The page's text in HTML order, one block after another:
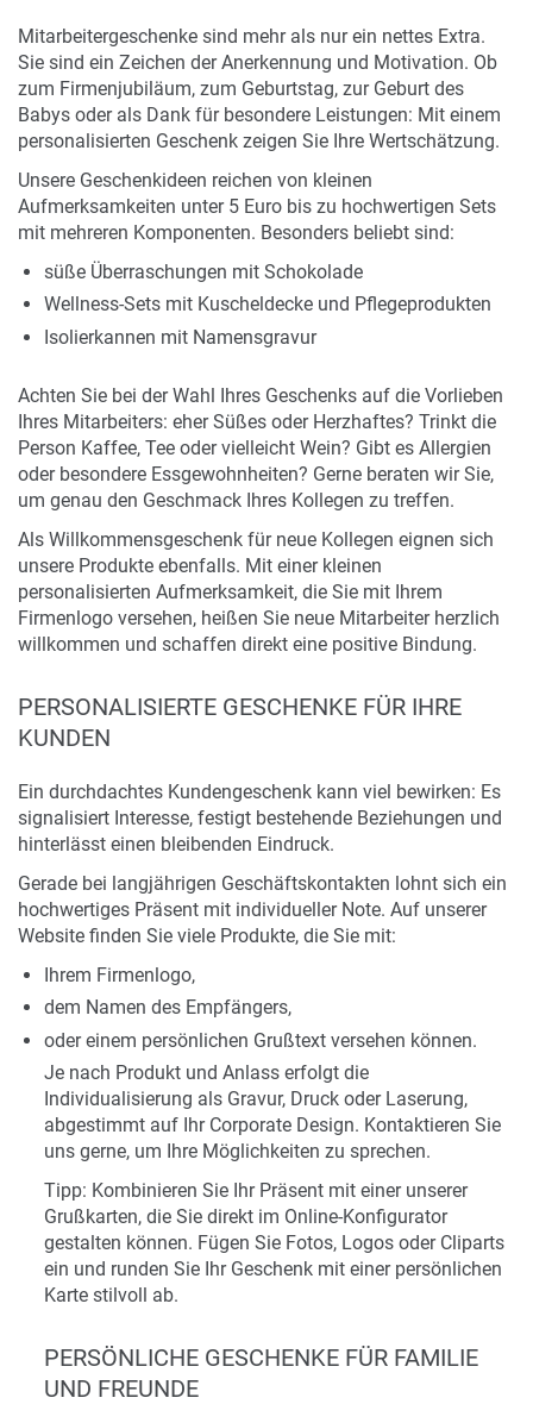
Mitarbeitergeschenke sind mehr als nur ein nettes Extra.
Sie sind ein Zeichen der Anerkennung und Motivation. Ob
zum Firmenjubiläum, zum Geburtstag, zur Geburt des
Babys oder als Dank für besondere Leistungen: Mit einem
personalisierten Geschenk zeigen Sie Ihre Wertschätzung.
Unsere Geschenkideen reichen von kleinen
Aufmerksamkeiten unter 5 Euro bis zu hochwertigen Sets
mit mehreren Komponenten. Besonders beliebt sind:
süße Überraschungen mit Schokolade
Wellness-Sets mit Kuscheldecke und Pflegeprodukten
Isolierkannen mit Namensgravur
Achten Sie bei der Wahl Ihres Geschenks auf die Vorlieben
Ihres Mitarbeiters: eher Süßes oder Herzhaftes? Trinkt die
Person Kaffee, Tee oder vielleicht Wein? Gibt es Allergien
oder besondere Essgewohnheiten? Gerne beraten wir Sie,
um genau den Geschmack Ihres Kollegen zu treffen.
Als Willkommensgeschenk für neue Kollegen eignen sich
unsere Produkte ebenfalls. Mit einer kleinen
personalisierten Aufmerksamkeit, die Sie mit Ihrem
Firmenlogo versehen, heißen Sie neue Mitarbeiter herzlich
willkommen und schaffen direkt eine positive Bindung.
PERSONALISIERTE GESCHENKE FÜR IHRE
KUNDEN
Ein durchdachtes Kundengeschenk kann viel bewirken: Es
signalisiert Interesse, festigt bestehende Beziehungen und
hinterlässt einen bleibenden Eindruck.
Gerade bei langjährigen Geschäftskontakten lohnt sich ein
hochwertiges Präsent mit individueller Note. Auf unserer
Website finden Sie viele Produkte, die Sie mit:
Ihrem Firmenlogo,
dem Namen des Empfängers,
oder einem persönlichen Grußtext versehen können.
Je nach Produkt und Anlass erfolgt die
Individualisierung als Gravur, Druck oder Laserung,
abgestimmt auf Ihr Corporate Design. Kontaktieren Sie
uns gerne, um Ihre Möglichkeiten zu sprechen.
Tipp: Kombinieren Sie Ihr Präsent mit einer unserer
Grußkarten, die Sie direkt im Online-Konfigurator
gestalten können. Fügen Sie Fotos, Logos oder Cliparts
ein und runden Sie Ihr Geschenk mit einer persönlichen
Karte stilvoll ab.
PERSÖNLICHE GESCHENKE FÜR FAMILIE
UND FREUNDE